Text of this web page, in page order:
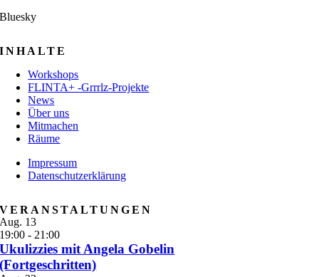
Bluesky
INHALTE
Workshops
FLINTA+ -Grrrlz-Projekte
News
Über uns
Mitmachen
Räume
Impressum
Datenschutzerklärung
VERANSTALTUNGEN
Aug. 13
19:00 - 21:00
Ukulizzies mit Angela Gobelin
(Fortgeschritten)